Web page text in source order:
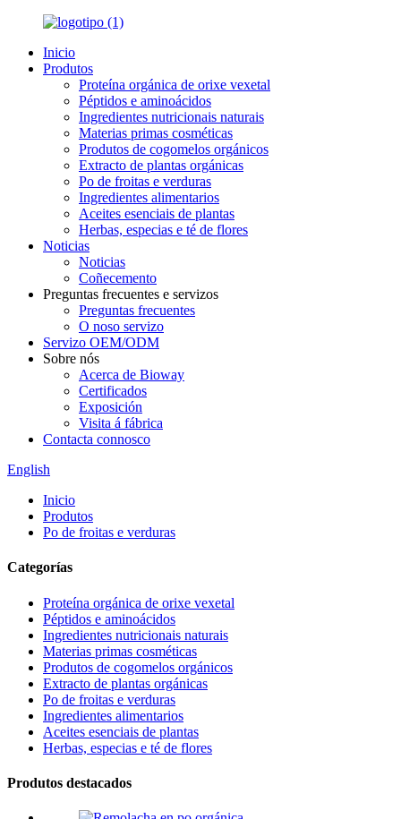
Inicio
Produtos
Proteína orgánica de orixe vexetal
Péptidos e aminoácidos
Ingredientes nutricionais naturais
Materias primas cosméticas
Produtos de cogomelos orgánicos
Extracto de plantas orgánicas
Po de froitas e verduras
Ingredientes alimentarios
Aceites esenciais de plantas
Herbas, especias e té de flores
Noticias
Noticias
Coñecemento
Preguntas frecuentes e servizos
Preguntas frecuentes
O noso servizo
Servizo OEM/ODM
Sobre nós
Acerca de Bioway
Certificados
Exposición
Visita á fábrica
Contacta connosco
English
Inicio
Produtos
Po de froitas e verduras
Categorías
Proteína orgánica de orixe vexetal
Péptidos e aminoácidos
Ingredientes nutricionais naturais
Materias primas cosméticas
Produtos de cogomelos orgánicos
Extracto de plantas orgánicas
Po de froitas e verduras
Ingredientes alimentarios
Aceites esenciais de plantas
Herbas, especias e té de flores
Produtos destacados